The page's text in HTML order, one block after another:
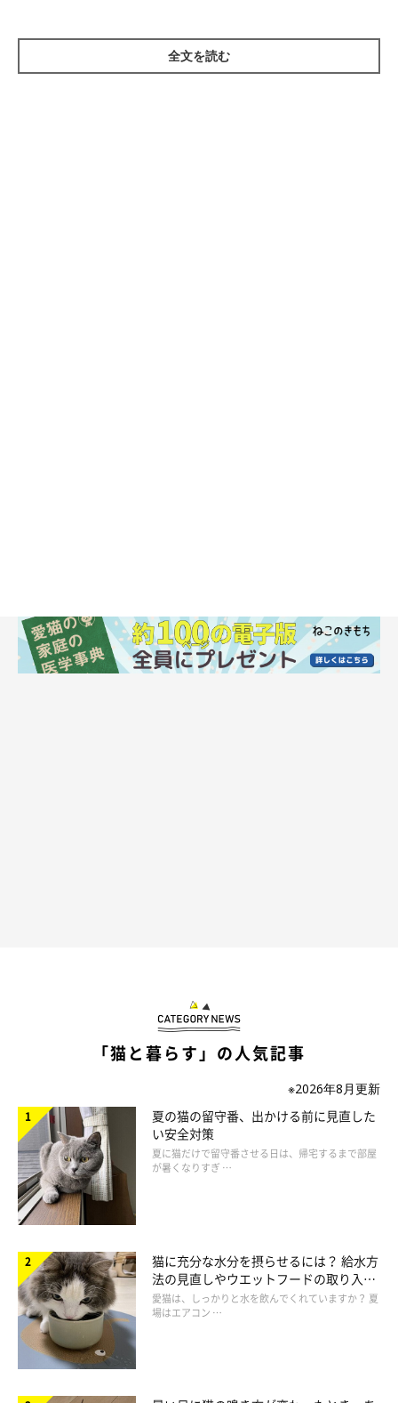
猫は人のおよそ3倍も広い音域を聞き取ることができます。
を細かく変動させながらひと続きになっている、猫の鳴き声に似
ている「スライディング周波数」を好む傾向に。
猫のゴロゴロ音や母猫の乳を吸う音なども同様の特徴があり、猫
が聞くとリラックスするといわれています。
全文を読む
「猫と暮らす」の人気記事
※2026年8月更新
夏の猫の留守番、出かける前に見直した
い安全対策
夏に猫だけで留守番させる日は、帰宅するまで部屋
が暑くなりすぎ …
猫に充分な水分を摂らせるには？ 給水方
法の見直しやウエットフードの取り入れ
方を解説
愛猫は、しっかりと水を飲んでくれていますか？ 夏
場はエアコン …